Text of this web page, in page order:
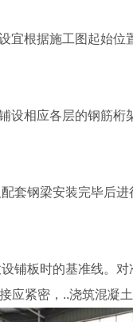
宜根据施工图起始位
设相应各层的钢筋桁
套钢梁安装完毕后进
铺板时的基准线。
应紧密，..浇筑混凝土